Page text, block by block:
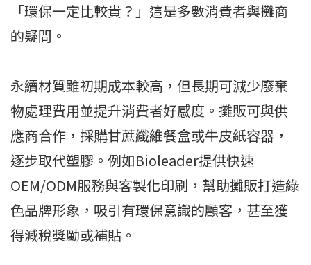
「環保一定比較貴？」這是多數消費者與攤商
的疑問。
永續材質雖初期成本較高，但長期可減少廢棄
物處理費用並提升消費者好感度。攤販可與供
應商合作，採購甘蔗纖維餐盒或牛皮紙容器，
逐步取代塑膠。例如Bioleader提供快速
OEM/ODM服務與客製化印刷，幫助攤販打造綠
色品牌形象，吸引有環保意識的顧客，甚至獲
得減稅獎勵或補貼。